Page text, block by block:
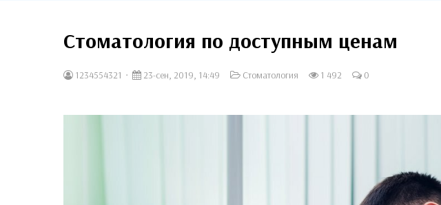
Стоматология по доступным ценам
1234554321 23-сен, 2019, 14:49 Стоматология 1 492 0